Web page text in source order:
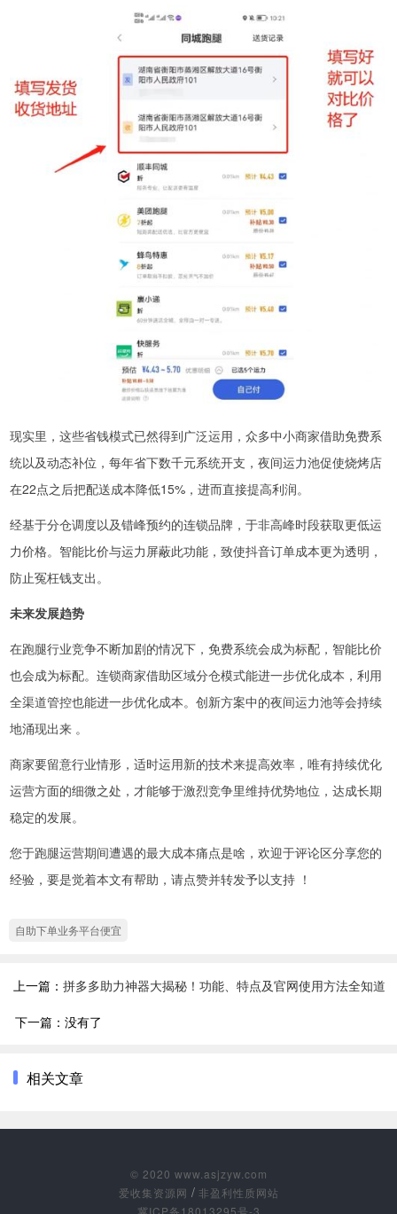
现实里，这些省钱模式已然得到广泛运用，众多中小商家借助免费系
统以及动态补位，每年省下数千元系统开支，夜间运力池促使烧烤店
在22点之后把配送成本降低15%，进而直接提高利润。
经基于分仓调度以及错峰预约的连锁品牌，于非高峰时段获取更低运
力价格。智能比价与运力屏蔽此功能，致使抖音订单成本更为透明，
防止冤枉钱支出。
未来发展趋势
在跑腿行业竞争不断加剧的情况下，免费系统会成为标配，智能比价
也会成为标配。连锁商家借助区域分仓模式能进一步优化成本，利用
全渠道管控也能进一步优化成本。创新方案中的夜间运力池等会持续
地涌现出来 。
商家要留意行业情形，适时运用新的技术来提高效率，唯有持续优化
运营方面的细微之处，才能够于激烈竞争里维持优势地位，达成长期
稳定的发展。
您于跑腿运营期间遭遇的最大成本痛点是啥，欢迎于评论区分享您的
经验，要是觉着本文有帮助，请点赞并转发予以支持 ！
自助下单业务平台便宜
上一篇： 拼多多助力神器大揭秘！功能、特点及官网使用方法全知道
下一篇：没有了
相关文章
© 2020 www.asjzyw.com
爱收集资源网 / 非盈利性质网站